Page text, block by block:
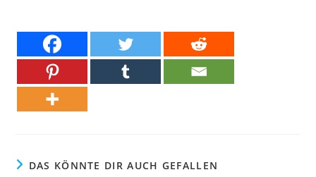
DAS KÖNNTE DIR AUCH GEFALLEN